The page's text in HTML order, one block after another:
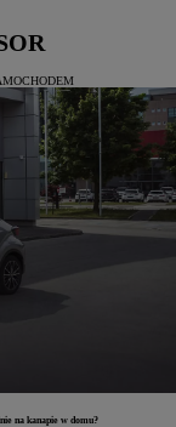
na kanapie w domu?